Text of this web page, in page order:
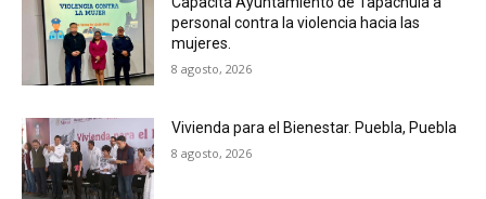
personal contra la violencia hacia las
mujeres.
8 agosto, 2026
Vivienda para el Bienestar. Puebla, Puebla
8 agosto, 2026